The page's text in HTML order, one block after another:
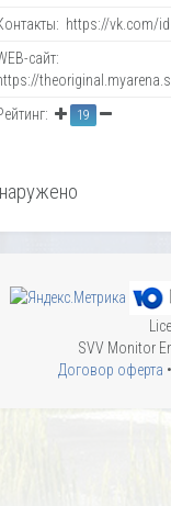
https://vk.com/
сайт:
19
SVV Monitor
Договор оферта